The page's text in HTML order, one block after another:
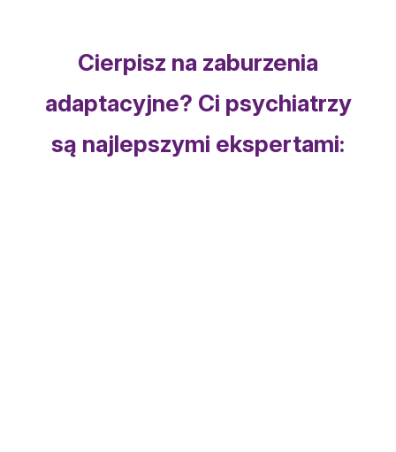
Cierpisz na zaburzenia
adaptacyjne? Ci psychiatrzy
są najlepszymi ekspertami: